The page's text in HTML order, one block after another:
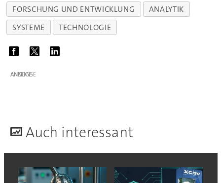
FORSCHUNG UND ENTWICKLUNG
ANALYTIK
SYSTEME
TECHNOLOGIE
ANZEIGE
Auch interessant